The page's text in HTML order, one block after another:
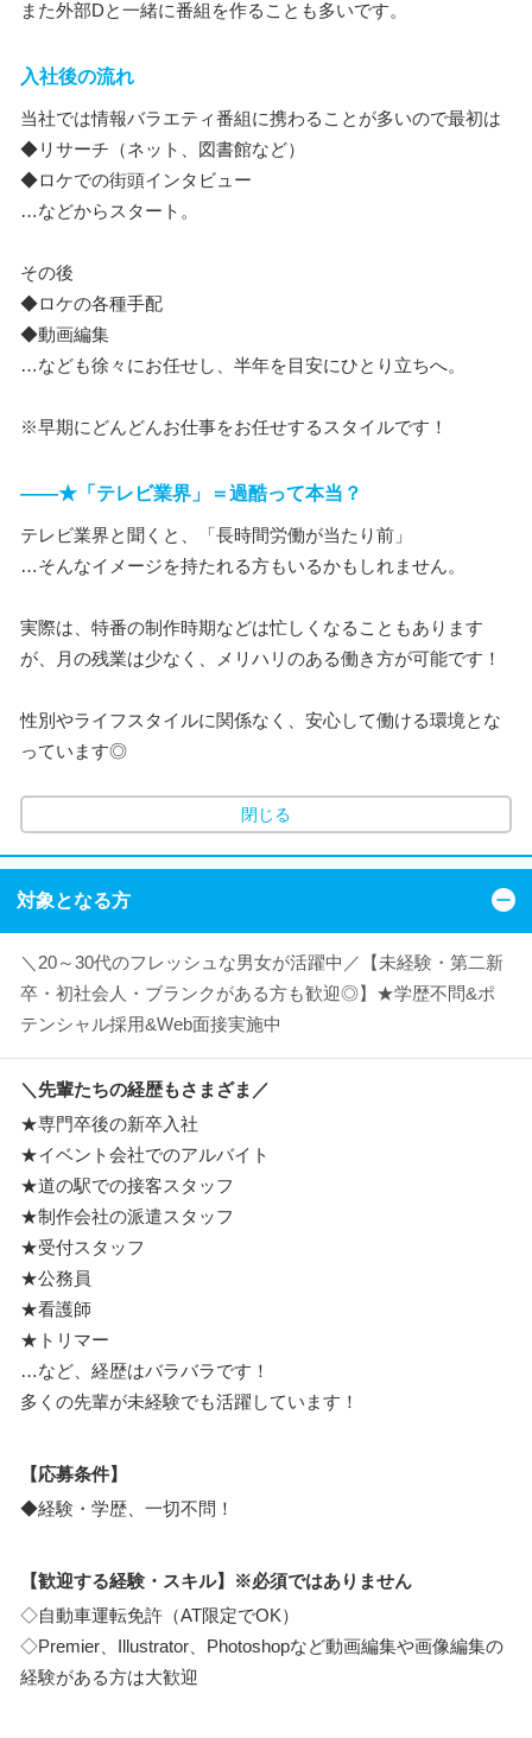
また外部Dと一緒に番組を作ることも多いです。
入社後の流れ
当社では情報バラエティ番組に携わることが多いので最初は
◆リサーチ（ネット、図書館など）
◆ロケでの街頭インタビュー
…などからスタート。
その後
◆ロケの各種手配
◆動画編集
…なども徐々にお任せし、半年を目安にひとり立ちへ。
※早期にどんどんお仕事をお任せするスタイルです！
――★「テレビ業界」＝過酷って本当？
テレビ業界と聞くと、「長時間労働が当たり前」
…そんなイメージを持たれる方もいるかもしれません。
実際は、特番の制作時期などは忙しくなることもあります
が、月の残業は少なく、メリハリのある働き方が可能です！
性別やライフスタイルに関係なく、安心して働ける環境とな
っています◎
閉じる
対象となる方
＼20～30代のフレッシュな男女が活躍中／【未経験・第二新
卒・初社会人・ブランクがある方も歓迎◎】★学歴不問&ポ
テンシャル採用&Web面接実施中
＼先輩たちの経歴もさまざま／
★専門卒後の新卒入社
★イベント会社でのアルバイト
★道の駅での接客スタッフ
★制作会社の派遣スタッフ
★受付スタッフ
★公務員
★看護師
★トリマー
…など、経歴はバラバラです！
多くの先輩が未経験でも活躍しています！
【応募条件】
◆経験・学歴、一切不問！
【歓迎する経験・スキル】※必須ではありません
◇自動車運転免許（AT限定でOK）
◇Premier、Illustrator、Photoshopなど動画編集や画像編集の
経験がある方は大歓迎